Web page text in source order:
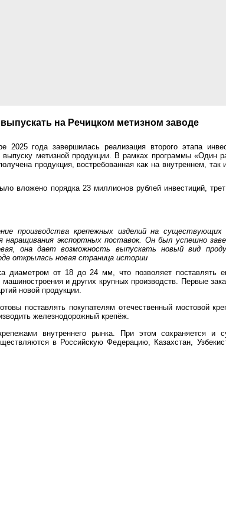
на Речицком метизном заводе
2025 года завершилась реализация второго этапа
метизной продукции. В рамках программы «Один
продукция, востребованная как на внутреннем, так
вложено порядка 23 миллионов рублей инвестиций,
производства крепежных изделий на существующих
наращивания экспортных поставок. Он был успешно
она дает возможность выпускать новый вид
открылась новая страница истории
диаметром от 18 до 24 мм, что позволяет поставлять
и других крупных производств. Первые
новой продукции.
поставлять покупателям отечественный мостовой
железнодорожный крепёж.
внутреннего рынка. При этом сохраняется и
в Российскую Федерацию, Казахстан,